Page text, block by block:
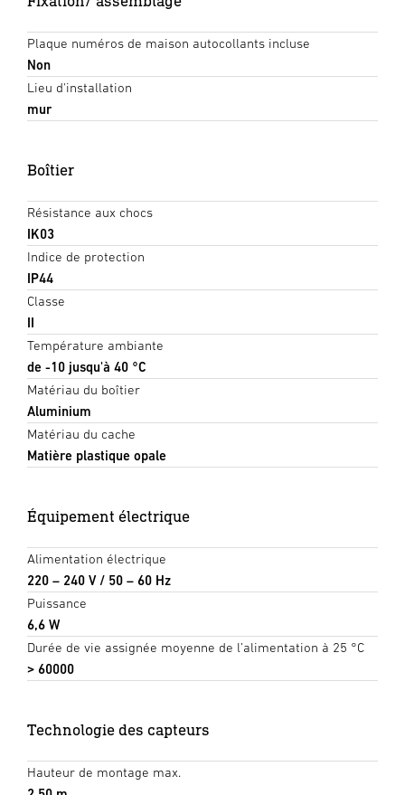
Plaque numéros de maison autocollants incluse
Non
Lieu d'installation
mur
Boîtier
Résistance aux chocs
IK03
Indice de protection
IP44
Classe
II
Température ambiante
de -10 jusqu'à 40 °C
Matériau du boîtier
Aluminium
Matériau du cache
Matière plastique opale
Équipement électrique
Alimentation électrique
220 – 240 V / 50 – 60 Hz
Puissance
6,6 W
Durée de vie assignée moyenne de l’alimentation à 25 °C
> 60000
Technologie des capteurs
Hauteur de montage max.